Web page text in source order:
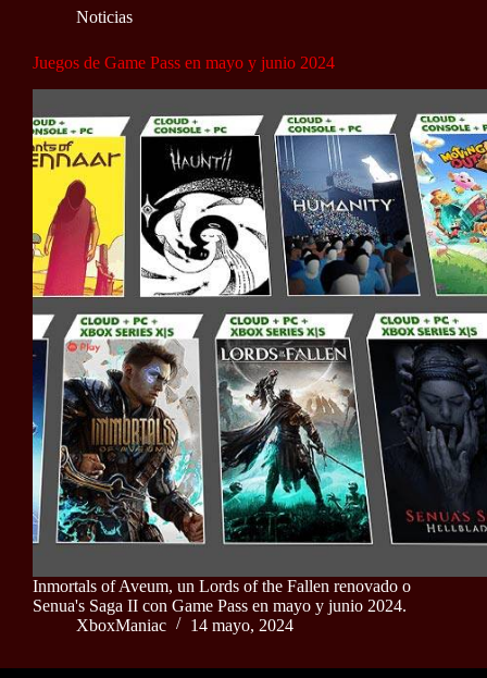
Noticias
Juegos de Game Pass en mayo y junio 2024
Inmortals of Aveum, un Lords of the Fallen renovado o
Senua's Saga II con Game Pass en mayo y junio 2024.
XboxManiac
14 mayo, 2024